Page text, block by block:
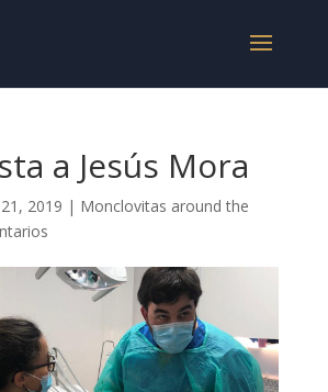
a Jesús Mora
21, 2019 | Monclovitas around the